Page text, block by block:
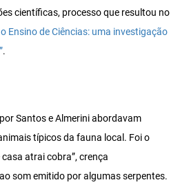
científicas, processo que resultou no
Ensino de Ciências: uma investigação
.
Santos e Almerini abordavam
típicos da fauna local. Foi o
atrai cobra”, crença
som emitido por algumas serpentes.